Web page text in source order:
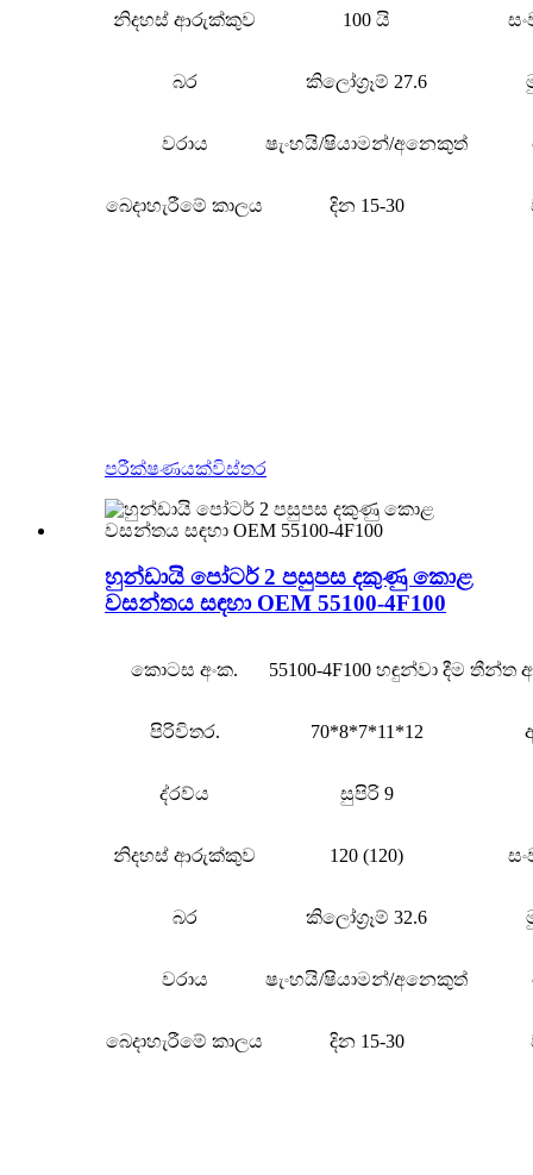
නිදහස් ආරුක්කුව 100 යි
බර කිලෝග්‍රෑම් 27.6
වරාය ෂැංහයි/ෂියාමන්/අනෙකුත්
බෙදාහැරීමේ කාලය දින 15-30
පරීක්ෂණයක්විස්තර
හුන්ඩායි පෝටර් 2 පසුපස දකුණු කොළ
වසන්තය සඳහා OEM 55100-4F100
කොටස අංක. 55100-4F100 හඳුන්වා දීම තීන්ත
පිරිවිතර. 70*8*7*11*12
ද්රව්ය සුපිරි 9
නිදහස් ආරුක්කුව 120 (120)
බර කිලෝග්‍රෑම් 32.6
වරාය ෂැංහයි/ෂියාමන්/අනෙකුත්
බෙදාහැරීමේ කාලය දින 15-30